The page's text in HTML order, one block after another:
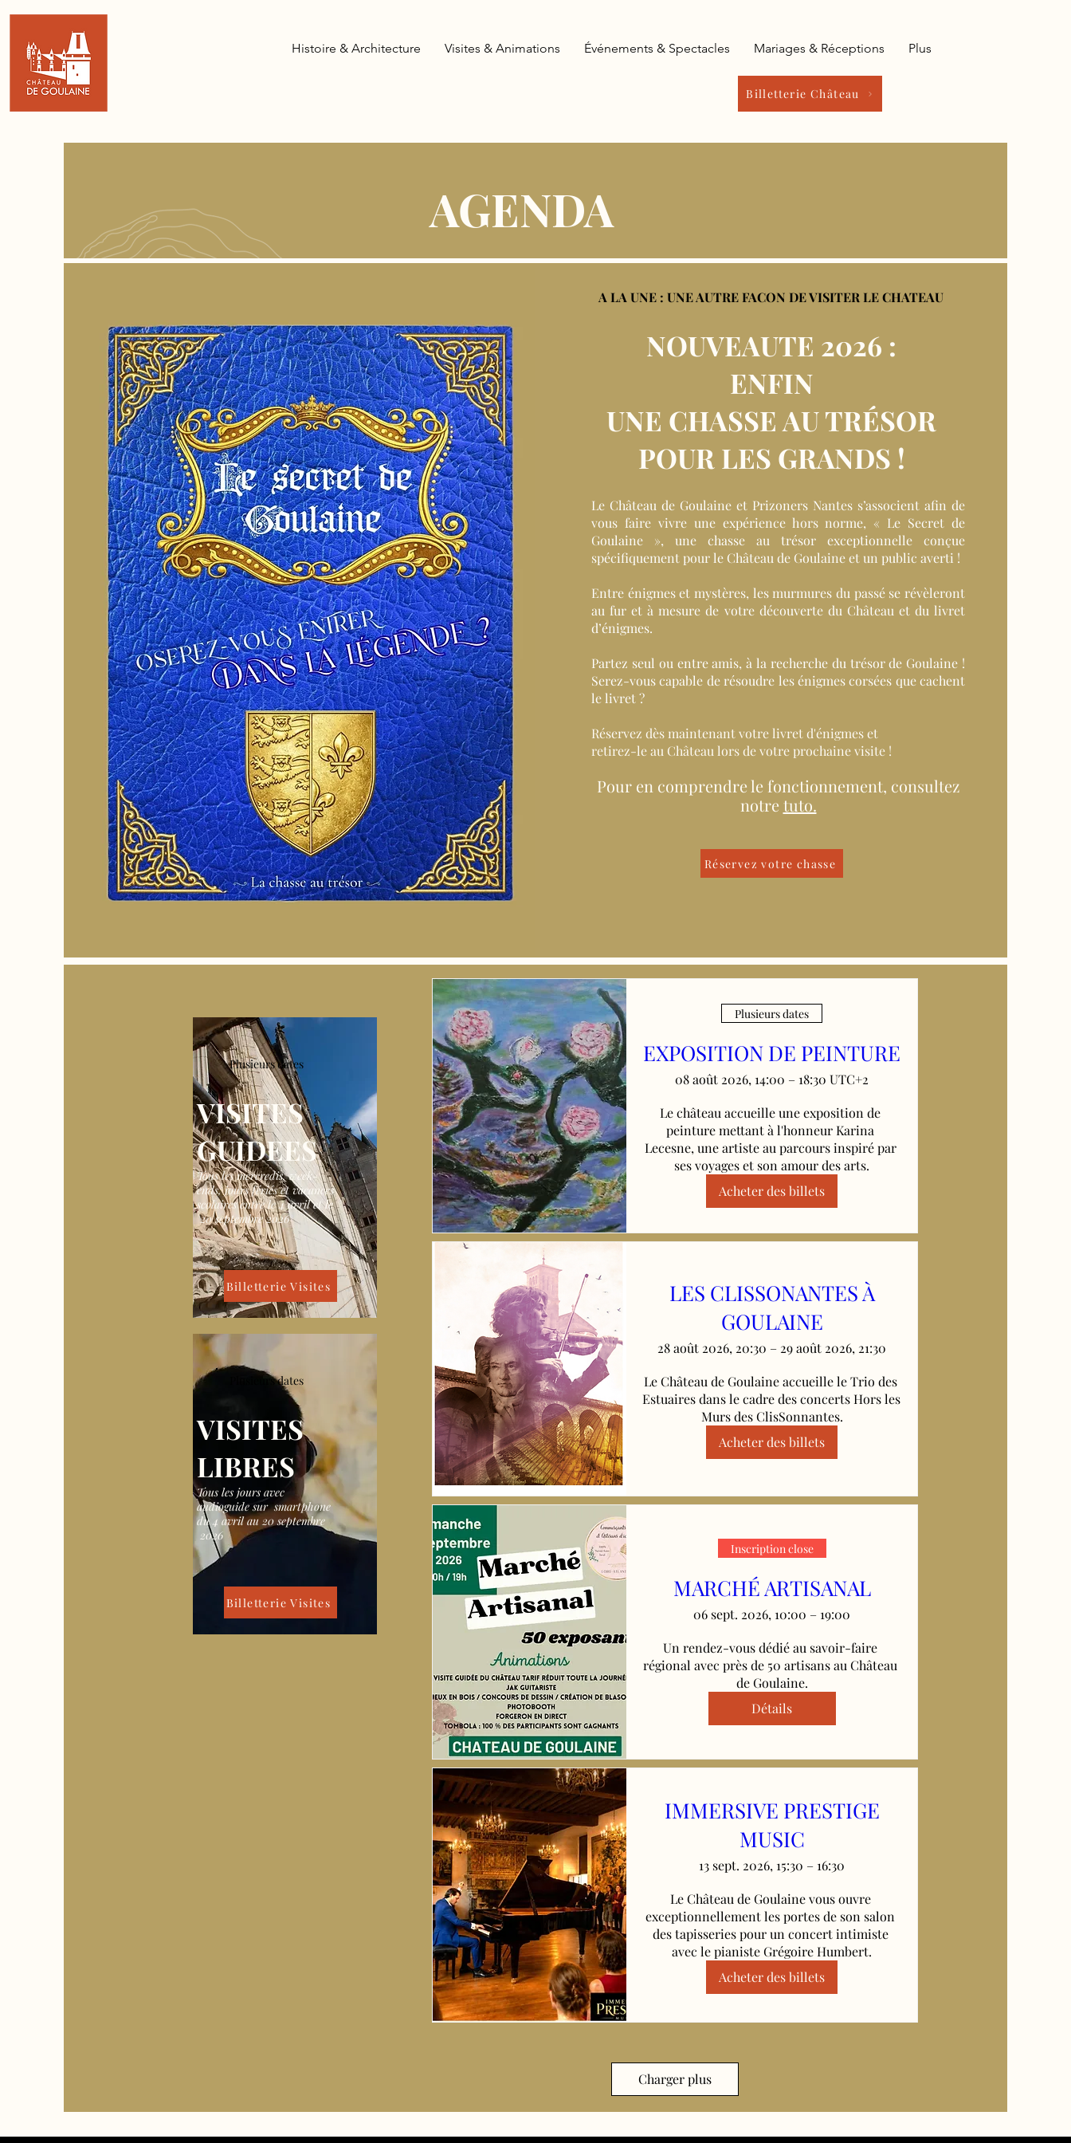
Billetterie Château
Histoire & Architecture Visites & Animations Événements & Spectacles Mariages & Réceptions Plus
AGENDA
A LA UNE : UNE AUTRE FACON DE VISITER LE CHATEAU
NOUVEAUTE 2026 :
ENFIN
UNE CHASSE AU TRÉSOR
POUR LES GRANDS !
Le Château de Goulaine et Prizoners Nantes s’associent afin de
vous faire vivre une expérience hors norme, « Le Secret de
Goulaine », une chasse au trésor exceptionnelle conçue
spécifiquement pour le Château de Goulaine et un public averti !
Entre énigmes et mystères, les murmures du passé se révèleront
au fur et à mesure de votre découverte du Château et du livret
d’énigmes.
Partez seul ou entre amis, à la recherche du trésor de Goulaine !
Serez-vous capable de résoudre les énigmes corsées que cachent
le livret ?
Réservez dès maintenant votre livret d'énigmes et
retirez-le au Château lors de votre prochaine visite !
Pour en comprendre le fonctionnement, consultez
notre tuto.
Réservez votre chasse
Plusieurs dates
VISITES
GUIDEES
Tous les mercredis, week-
ends, jours fériés et vacances
scolaires entre le 4 avril et le
20 septembre 2026
Billetterie Visites
Plusieurs dates
VISITES
LIBRES
Tous les jours avec
audioguide sur smartphone
du 4 avril au 20 septembre
2026
Billetterie Visites
Plusieurs dates
EXPOSITION DE PEINTURE
08 août 2026, 14:00 – 18:30 UTC+2
Le château accueille une exposition de
peinture mettant à l'honneur Karina
Lecesne, une artiste au parcours inspiré par
ses voyages et son amour des arts.
Acheter des billets
LES CLISSONANTES À
GOULAINE
28 août 2026, 20:30 – 29 août 2026, 21:30
Le Château de Goulaine accueille le Trio des
Estuaires dans le cadre des concerts Hors les
Murs des ClisSonnantes.
Acheter des billets
Inscription close
MARCHÉ ARTISANAL
06 sept. 2026, 10:00 – 19:00
Un rendez-vous dédié au savoir-faire
régional avec près de 50 artisans au Château
de Goulaine.
Détails
IMMERSIVE PRESTIGE
MUSIC
13 sept. 2026, 15:30 – 16:30
Le Château de Goulaine vous ouvre
exceptionnellement les portes de son salon
des tapisseries pour un concert intimiste
avec le pianiste Grégoire Humbert.
Acheter des billets
Charger plus